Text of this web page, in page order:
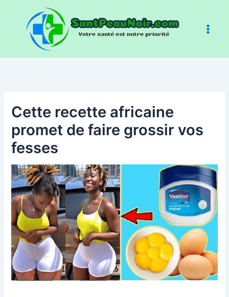
contenu
Cette recette africaine
promet de faire grossir vos
fesses